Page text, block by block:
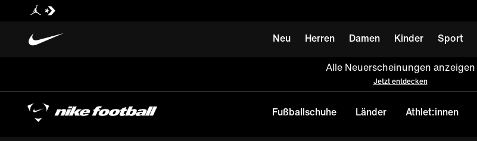
Neu Herren Damen Kinder Sport
Alle Neuerscheinungen anzeigen
Jetzt entdecken
Fußballschuhe Länder Athlet:innen